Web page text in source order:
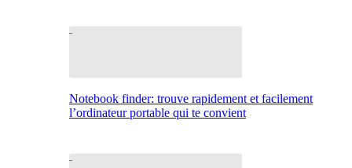
Notebook finder: trouve rapidement et facilement
l’ordinateur portable qui te convient